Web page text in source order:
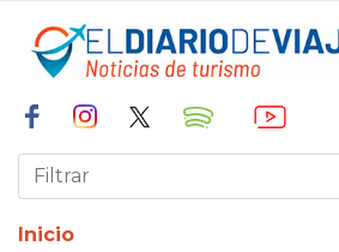
Inicio